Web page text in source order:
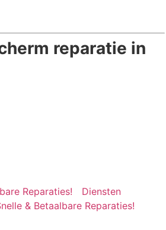
reparatie in
Reparaties!
Diensten
& Betaalbare Reparaties!